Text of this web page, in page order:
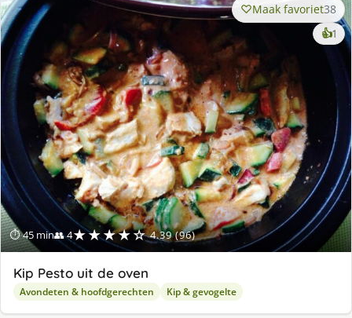
⏱ 45 min👥 4★★★★☆ 4.39 (96)
Maak favoriet38
👍1
Kip Pesto uit de oven
Avondeten & hoofdgerechten Kip & gevogelte